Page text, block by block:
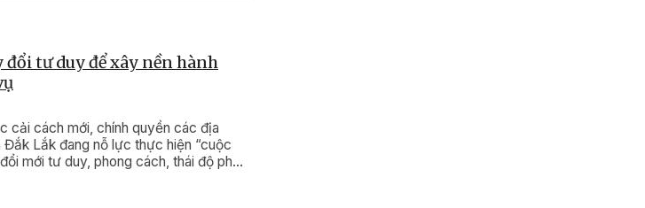
đổi tư duy để xây nền hành
cải cách mới, chính quyền các địa
Đắk Lắk đang nỗ lực thực hiện “cuộc
mới tư duy, phong cách, thái độ phục